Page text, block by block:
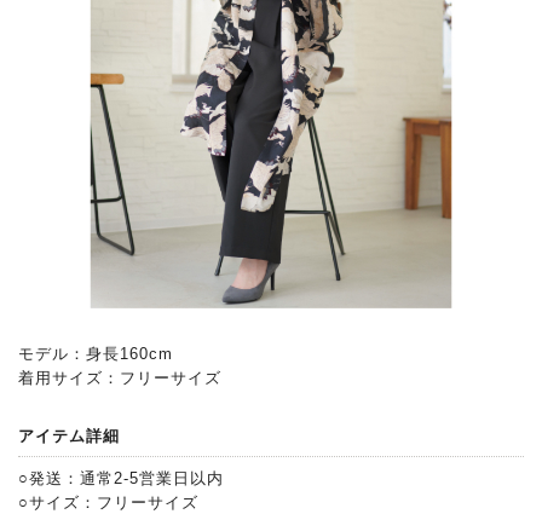
モデル：身長160cm
着用サイズ：フリーサイズ
アイテム詳細
○発送：通常2-5営業日以内
○サイズ：フリーサイズ